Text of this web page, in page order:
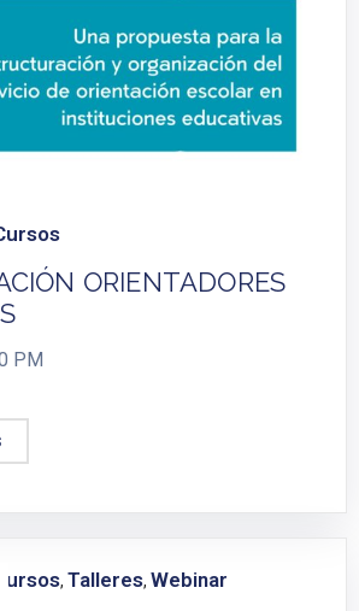
ORIENTADORES
PM
Cursos, Talleres, Webinar